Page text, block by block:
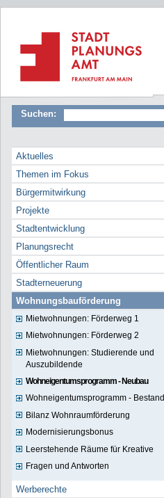
Suchen:
Aktuelles
Themen im Fokus
Bürgermitwirkung
Projekte
Stadtentwicklung
Planungsrecht
Öffentlicher Raum
Stadterneuerung
Wohnungsbauförderung
Mietwohnungen: Förderweg 1
Mietwohnungen: Förderweg 2
Mietwohnungen: Studierende und
Auszubildende
Wohneigentumsprogramm - Neubau
Wohneigentumsprogramm - Bestand
Bilanz Wohnraumförderung
Modernisierungsbonus
Leerstehende Räume für Kreative
Fragen und Antworten
Werberechte